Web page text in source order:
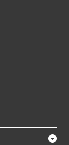
スクがあるため、
待できないため、
する必要がありま
いクオリティーで
なコミュニケーシ
スキルが求められ